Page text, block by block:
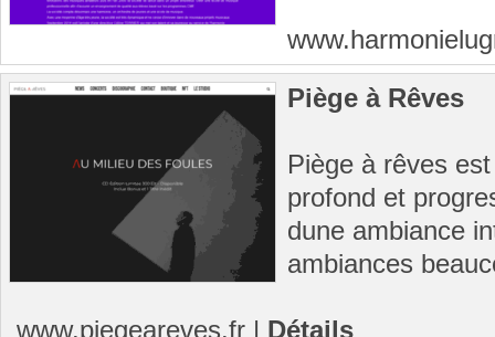
Piège à Rêves
Piège à rêves
profond et
dune ambiance
ambiances
www.piegeareves.fr | Détails